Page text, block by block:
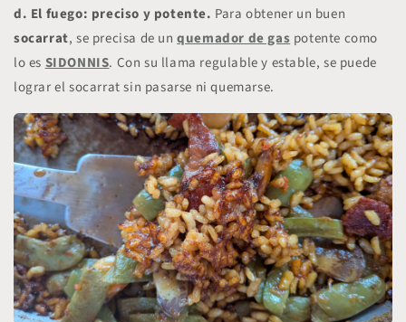
d. El fuego: preciso y potente. Para obtener un buen
socarrat, se precisa de unquemador de gaspotente como
lo esSIDONNIS. Con su llama regulable y estable, se puede
lograr el socarrat sin pasarse ni quemarse.